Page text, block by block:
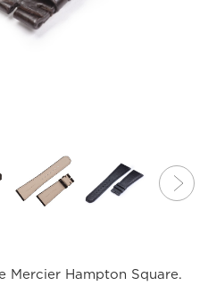
Mercier Hampton Square.